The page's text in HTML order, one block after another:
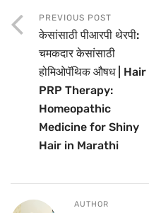
PREVIOUS POST
केसांसाठी पीआरपी थेरपी:
चमकदार केसांसाठी
होमिओपॅथिक औषध | Hair
PRP Therapy:
Homeopathic
Medicine for Shiny
Hair in Marathi
AUTHOR